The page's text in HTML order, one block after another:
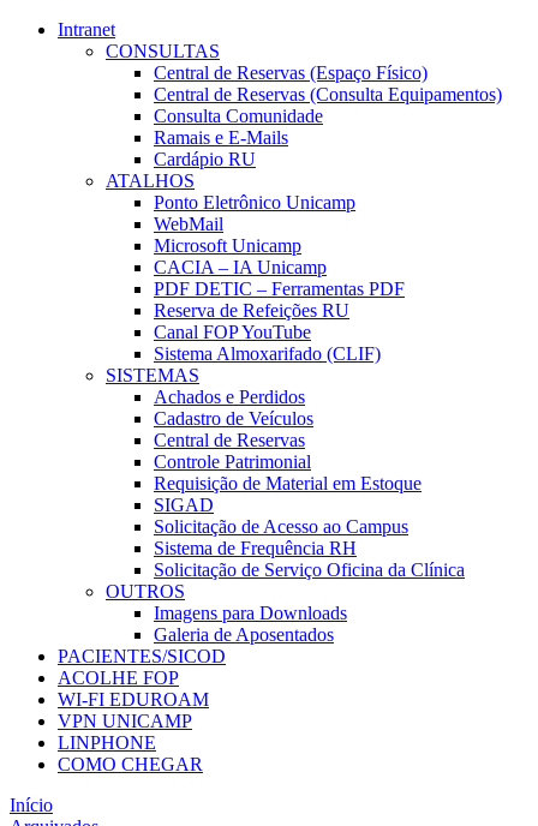
Intranet
CONSULTAS
Central de Reservas (Espaço Físico)
Central de Reservas (Consulta Equipamentos)
Consulta Comunidade
Ramais e E-Mails
Cardápio RU
ATALHOS
Ponto Eletrônico Unicamp
WebMail
Microsoft Unicamp
CACIA – IA Unicamp
PDF DETIC – Ferramentas PDF
Reserva de Refeições RU
Canal FOP YouTube
Sistema Almoxarifado (CLIF)
SISTEMAS
Achados e Perdidos
Cadastro de Veículos
Central de Reservas
Controle Patrimonial
Requisição de Material em Estoque
SIGAD
Solicitação de Acesso ao Campus
Sistema de Frequência RH
Solicitação de Serviço Oficina da Clínica
OUTROS
Imagens para Downloads
Galeria de Aposentados
PACIENTES/SICOD
ACOLHE FOP
WI-FI EDUROAM
VPN UNICAMP
LINPHONE
COMO CHEGAR
Início